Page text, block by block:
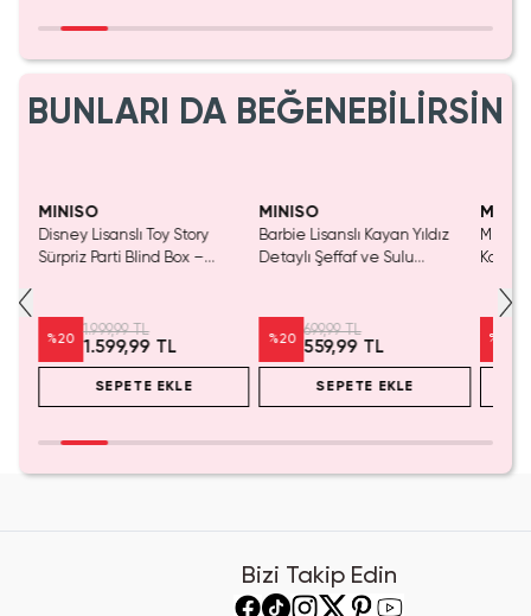
BUNLARI DA BEĞENEBİLİRSİN
MINISO
Disney Lisanslı Toy Story
Sürpriz Parti Blind Box –
%20
1.999,99 TL
1.599,99 TL
SEPETE EKLE
MINISO
Barbie Lisanslı Kayan Yıldız
Detaylı Şeffaf ve Sulu
%20
699,99 TL
559,99 TL
SEPETE EKLE
Miniso
Kalem
%
Bizi Takip Edin